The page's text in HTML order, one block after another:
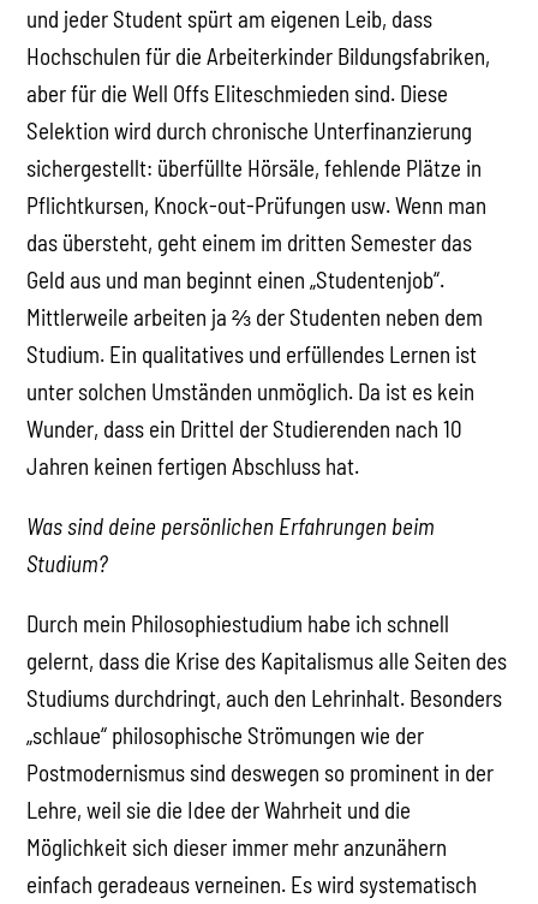
und jeder Student spürt am eigenen Leib, dass
Hochschulen für die Arbeiterkinder Bildungsfabriken,
aber für die Well Offs Eliteschmieden sind. Diese
Selektion wird durch chronische Unterfinanzierung
sichergestellt: überfüllte Hörsäle, fehlende Plätze in
Pflichtkursen, Knock-out-Prüfungen usw. Wenn man
das übersteht, geht einem im dritten Semester das
Geld aus und man beginnt einen „Studentenjob“.
Mittlerweile arbeiten ja ⅔ der Studenten neben dem
Studium. Ein qualitatives und erfüllendes Lernen ist
unter solchen Umständen unmöglich. Da ist es kein
Wunder, dass ein Drittel der Studierenden nach 10
Jahren keinen fertigen Abschluss hat.
Was sind deine persönlichen Erfahrungen beim
Studium?
Durch mein Philosophiestudium habe ich schnell
gelernt, dass die Krise des Kapitalismus alle Seiten des
Studiums durchdringt, auch den Lehrinhalt. Besonders
„schlaue“ philosophische Strömungen wie der
Postmodernismus sind deswegen so prominent in der
Lehre, weil sie die Idee der Wahrheit und die
Möglichkeit sich dieser immer mehr anzunähern
einfach geradeaus verneinen. Es wird systematisch